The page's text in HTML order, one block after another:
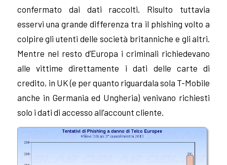
confermato dai dati raccolti. Risulto tuttavia
esservi una grande differenza tra il phishing volto a
colpire gli utenti delle società britanniche e gli altri.
Mentre nel resto d’Europa i criminali richiedevano
alle vittime direttamente i dati delle carte di
credito, in UK (e per quanto riguardala sola T-Mobile
anche in Germania ed Ungheria) venivano richiesti
solo i dati di accesso all’account cliente.